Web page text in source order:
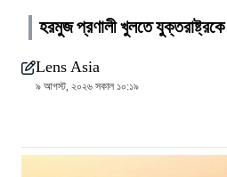
হরমুজ প্রণালী খুলতে
Lens Asia
৯ আগস্ট, ২০২৬ সকাল ১০:১৯